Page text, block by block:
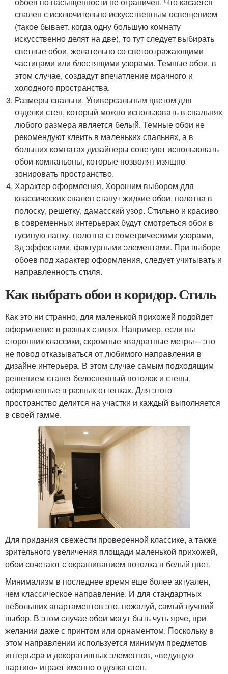
спален с исключительно искусственным освещением
(такое бывает, когда одну большую комнату
искусственно делят на две), то тут следует выбирать
светлые обои, желательно со светоотражающими
частицами или блестящими узорами. Темные обои, в
этом случае, создадут впечатление мрачного и
холодного пространства.
Размеры спальни. Универсальным цветом для
отделки стен, который можно использовать в спальнях
любого размера является белый. Темные обои не
рекомендуют клеить в маленьких спальнях, а в
больших комнатах дизайнеры советуют использовать
обои-компаньоны, которые позволят изящно
зонировать пространство.
Характер оформления. Хорошим выбором для
классических спален станут жидкие обои, полотна в
полоску, решетку, дамасский узор. Стильно и красиво
в современных интерьерах будут смотреться обои в
гусиную лапку, полотна с геометрическими узорами,
3д эффектами, фактурными элементами. При выборе
обоев под характер оформления, следует учитывать и
направленность стиля.
Как выбрать обои в коридор. Стиль
Как это ни странно, для маленькой прихожей подойдет
оформление в разных стилях. Например, если вы
сторонник классики, скромные квадратные метры – это
не повод отказываться от любимого направления в
дизайне интерьера. В этом случае самым подходящим
решением станет белоснежный потолок и стены,
оформленные в разных оттенках. Для этого
пространство делится на участки и каждый выполняется
в своей гамме.
Для придания свежести проверенной классике, а также
зрительного увеличения площади маленькой прихожей,
обои сочетают с окрашиванием потолка в белый цвет.
Минимализм в последнее время еще более актуален,
чем классическое направление. И для стандартных
небольших апартаментов это, пожалуй, самый лучший
выбор. В этом случае обои могут быть чуть ярче, при
желании даже с принтом или орнаментом. Поскольку в
этом направлении используется минимум предметов
интерьера и декоративных элементов, «ведущую
партию» играет именно отделка стен.